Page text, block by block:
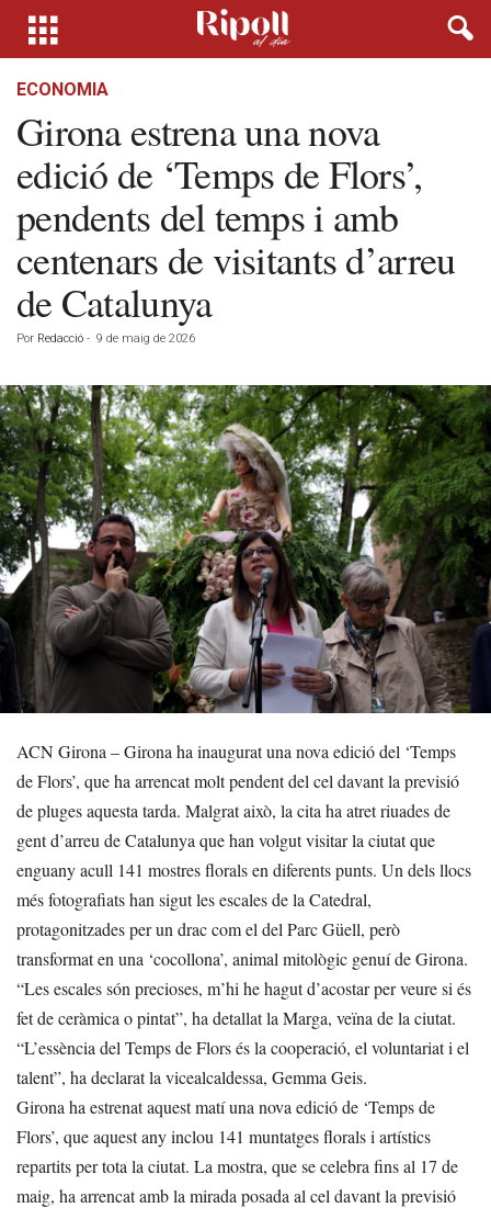
ECONOMIA
Girona estrena una nova
edició de ‘Temps de Flors’,
pendents del temps i amb
centenars de visitants d’arreu
de Catalunya
Por Redacció - 9 de maig de 2026
ACN Girona – Girona ha inaugurat una nova edició del ‘Temps
de Flors’, que ha arrencat molt pendent del cel davant la previsió
de pluges aquesta tarda. Malgrat això, la cita ha atret riuades de
gent d’arreu de Catalunya que han volgut visitar la ciutat que
enguany acull 141 mostres florals en diferents punts. Un dels llocs
més fotografiats han sigut les escales de la Catedral,
protagonitzades per un drac com el del Parc Güell, però
transformat en una ‘cocollona’, animal mitològic genuí de Girona.
“Les escales són precioses, m’hi he hagut d’acostar per veure si és
fet de ceràmica o pintat”, ha detallat la Marga, veïna de la ciutat.
“L’essència del Temps de Flors és la cooperació, el voluntariat i el
talent”, ha declarat la vicealcaldessa, Gemma Geis.
Girona ha estrenat aquest matí una nova edició de ‘Temps de
Flors’, que aquest any inclou 141 muntatges florals i artístics
repartits per tota la ciutat. La mostra, que se celebra fins al 17 de
maig, ha arrencat amb la mirada posada al cel davant la previsió